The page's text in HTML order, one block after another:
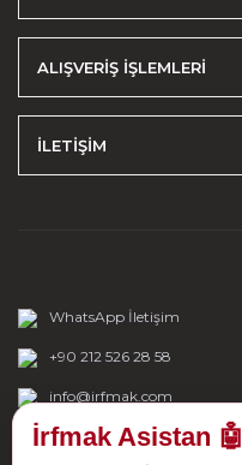
ALIŞVERİŞ İŞLEMLERİ
İLETİŞİM
WhatsApp İletişim
+90 212 526 28 58
info@irfmak.com
İrfmak Asistan 🤖